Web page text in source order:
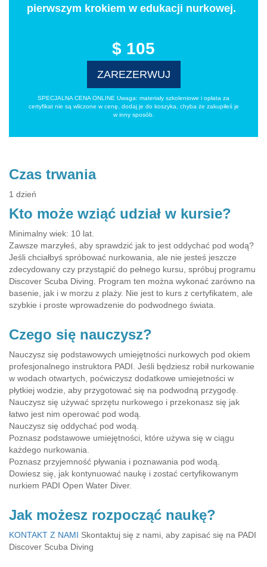
pierwszym krokiem w edukacji nurkowej.
$ 105
ZAREZERWUJ
SPECJALNA CENA ONLINE Uwaga: materiały szkoleniowe i opłata za
certyfikat nie są wliczone w cenę, dodaj je do koszyka, chyba że zakupiłeś je
w inny sposób.
Czas trwania
1 dzień
Kto może wziąć udział w kursie?
Minimalny wiek: 10 lat.
Zawsze marzyłeś, aby sprawdzić jak to jest oddychać pod wodą?
Jeśli chciałbyś spróbować nurkowania, ale nie jesteś jeszcze
zdecydowany czy przystąpić do pełnego kursu, spróbuj programu
Discover Scuba Diving. Program ten można wykonać zarówno na
basenie, jak i w morzu z plaży. Nie jest to kurs z certyfikatem, ale
szybkie i proste wprowadzenie do podwodnego świata.
Czego się nauczysz?
Nauczysz się podstawowych umiejętności nurkowych pod okiem
profesjonalnego instruktora PADI. Jeśli będziesz robił nurkowanie
w wodach otwartych, poćwiczysz dodatkowe umiejetności w
płytkiej wodzie, aby przygotować się na podwodną przygodę.
Nauczysz się używać sprzętu nurkowego i przekonasz się jak
łatwo jest nim operować pod wodą.
Nauczysz się oddychać pod wodą.
Poznasz podstawowe umiejętności, które używa się w ciągu
każdego nurkowania.
Poznasz przyjemność pływania i poznawania pod wodą.
Dowiesz się, jak kontynuować naukę i zostać certyfikowanym
nurkiem PADI Open Water Diver.
Jak możesz rozpocząć naukę?
KONTAKT Z NAMI Skontaktuj się z nami, aby zapisać się na PADI
Discover Scuba Diving